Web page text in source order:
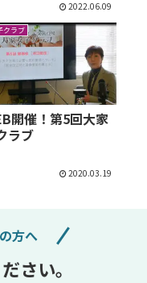
2022.06.09
クラブ
開催！第5回大家
ラブ
2020.03.19
方へ
さい。